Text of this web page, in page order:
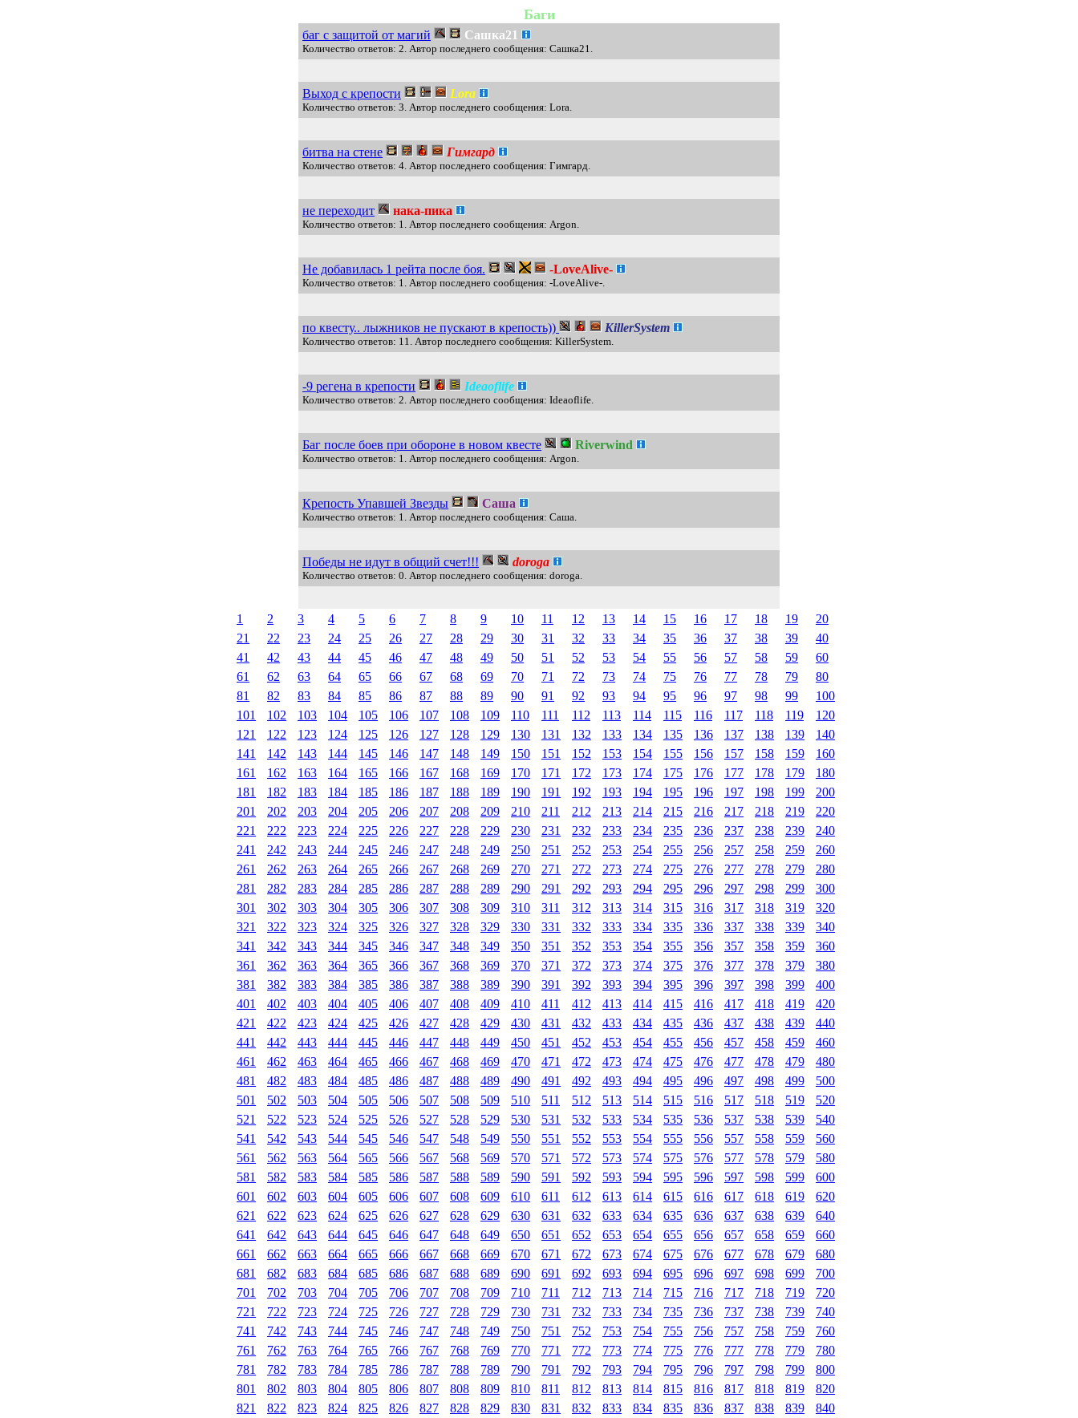
Баги
баг с защитой от магий Сашка21
Количество ответов: 2. Автор последнего сообщения: Сашка21.
Выход с крепости Lora
Количество ответов: 3. Автор последнего сообщения: Lora.
битва на стене Гимгард
Количество ответов: 4. Автор последнего сообщения: Гимгард.
не переходит нака-пика
Количество ответов: 1. Автор последнего сообщения: Argon.
Не добавилась 1 рейта после боя. -LoveAlive-
Количество ответов: 1. Автор последнего сообщения: -LoveAlive-.
по квесту.. лыжников не пускают в крепость)) KillerSystem
Количество ответов: 11. Автор последнего сообщения: KillerSystem.
-9 регена в крепости Ideaoflife
Количество ответов: 2. Автор последнего сообщения: Ideaoflife.
Баг после боев при обороне в новом квесте Riverwind
Количество ответов: 1. Автор последнего сообщения: Argon.
Крепость Упавшей Звезды Саша
Количество ответов: 1. Автор последнего сообщения: Саша.
Победы не идут в общий счет!!! doroga
Количество ответов: 0. Автор последнего сообщения: doroga.
1 2 3 4 5 6 7 8 9 10 11 12 13 14 15 16 17 18 19
20
21
22 23 24 25 26 27 28 29 30 31 32 33 34 35 36 37 38 39
40
41
42 43 44 45 46 47 48 49 50 51 52 53 54 55 56 57 58 59
60
61
62 63 64 65 66 67 68 69 70 71 72 73 74 75 76 77 78 79
80
81
82 83 84 85 86 87 88 89 90 91 92 93 94 95 96 97 98 99
100
101
102 103 104 105 106 107 108 109 110 111 112 113 114 115 116 117 118 119
120
121
122 123 124 125 126 127 128 129 130 131 132 133 134 135 136 137 138 139
140
141
142 143 144 145 146 147 148 149 150 151 152 153 154 155 156 157 158 159
160
161
162 163 164 165 166 167 168 169 170 171 172 173 174 175 176 177 178 179
180
181
182 183 184 185 186 187 188 189 190 191 192 193 194 195 196 197 198 199
200
201
202 203 204 205 206 207 208 209 210 211 212 213 214 215 216 217 218 219
220
221
222 223 224 225 226 227 228 229 230 231 232 233 234 235 236 237 238 239
240
241
242 243 244 245 246 247 248 249 250 251 252 253 254 255 256 257 258 259
260
261
262 263 264 265 266 267 268 269 270 271 272 273 274 275 276 277 278 279
280
281
282 283 284 285 286 287 288 289 290 291 292 293 294 295 296 297 298 299
300
301
302 303 304 305 306 307 308 309 310 311 312 313 314 315 316 317 318 319
320
321
322 323 324 325 326 327 328 329 330 331 332 333 334 335 336 337 338 339
340
341
342 343 344 345 346 347 348 349 350 351 352 353 354 355 356 357 358 359
360
361
362 363 364 365 366 367 368 369 370 371 372 373 374 375 376 377 378 379
380
381
382 383 384 385 386 387 388 389 390 391 392 393 394 395 396 397 398 399
400
401
402 403 404 405 406 407 408 409 410 411 412 413 414 415 416 417 418 419
420
421
422 423 424 425 426 427 428 429 430 431 432 433 434 435 436 437 438 439
440
441
442 443 444 445 446 447 448 449 450 451 452 453 454 455 456 457 458 459
460
461
462 463 464 465 466 467 468 469 470 471 472 473 474 475 476 477 478 479
480
481
482 483 484 485 486 487 488 489 490 491 492 493 494 495 496 497 498 499
500
501
502 503 504 505 506 507 508 509 510 511 512 513 514 515 516 517 518 519
520
521
522 523 524 525 526 527 528 529 530 531 532 533 534 535 536 537 538 539
540
541
542 543 544 545 546 547 548 549 550 551 552 553 554 555 556 557 558 559
560
561
562 563 564 565 566 567 568 569 570 571 572 573 574 575 576 577 578 579
580
581
582 583 584 585 586 587 588 589 590 591 592 593 594 595 596 597 598 599
600
601
602 603 604 605 606 607 608 609 610 611 612 613 614 615 616 617 618 619
620
621
622 623 624 625 626 627 628 629 630 631 632 633 634 635 636 637 638 639
640
641
642 643 644 645 646 647 648 649 650 651 652 653 654 655 656 657 658 659
660
661
662 663 664 665 666 667 668 669 670 671 672 673 674 675 676 677 678 679
680
681
682 683 684 685 686 687 688 689 690 691 692 693 694 695 696 697 698 699
700
701
702 703 704 705 706 707 708 709 710 711 712 713 714 715 716 717 718 719
720
721
722 723 724 725 726 727 728 729 730 731 732 733 734 735 736 737 738 739
740
741
742 743 744 745 746 747 748 749 750 751 752 753 754 755 756 757 758 759
760
761
762 763 764 765 766 767 768 769 770 771 772 773 774 775 776 777 778 779
780
781
782 783 784 785 786 787 788 789 790 791 792 793 794 795 796 797 798 799
800
801
802 803 804 805 806 807 808 809 810 811 812 813 814 815 816 817 818 819
820
821
822 823 824 825 826 827 828 829 830 831 832 833 834 835 836 837 838 839
840